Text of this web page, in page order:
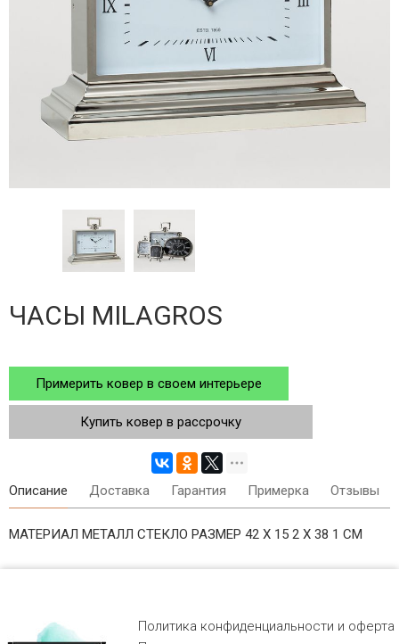
ЧАСЫ MILAGROS
Примерить ковер в своем интерьере
Купить ковер в рассрочку
Описание Доставка Гарантия Примерка Отзывы
МАТЕРИАЛ МЕТАЛЛ СТЕКЛО РАЗМЕР 42 X 15 2 X 38 1 СМ
Политика конфиденциальности и оферта